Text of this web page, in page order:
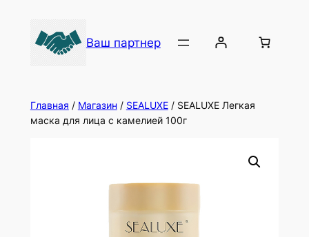
Ваш партнер
Главная / Магазин / SEALUXE/ SEALUXE Легкая
маска для лица с камелией 100г